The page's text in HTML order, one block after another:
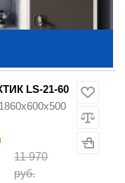
LS-21-60
11 970
руб.